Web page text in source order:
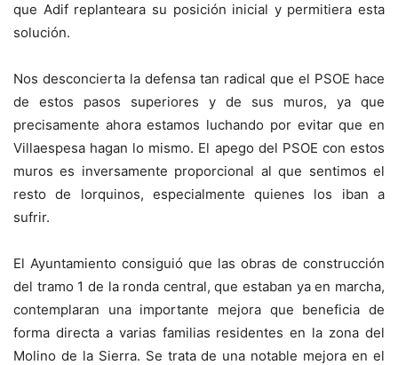
que Adif replanteara su posición inicial y permitiera esta
solución.
Nos desconcierta la defensa tan radical que el PSOE hace
de estos pasos superiores y de sus muros, ya que
precisamente ahora estamos luchando por evitar que en
Villaespesa hagan lo mismo. El apego del PSOE con estos
muros es inversamente proporcional al que sentimos el
resto de lorquinos, especialmente quienes los iban a
sufrir.
El Ayuntamiento consiguió que las obras de construcción
del tramo 1 de la ronda central, que estaban ya en marcha,
contemplaran una importante mejora que beneficia de
forma directa a varias familias residentes en la zona del
Molino de la Sierra. Se trata de una notable mejora en el